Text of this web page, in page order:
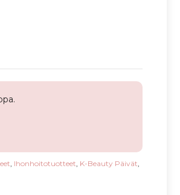
, Ihonhoitotuotteet, K-Beauty Päivät,